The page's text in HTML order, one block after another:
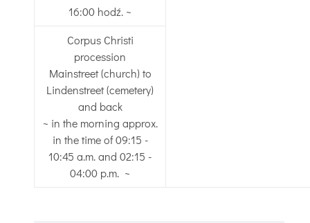
16:00 hodź. ~
Corpus Christi
procession
Mainstreet (church) to
Lindenstreet (cemetery)
and back
~ in the morning approx.
in the time of 09:15 -
10:45 a.m. and 02:15 -
04:00 p.m. ~